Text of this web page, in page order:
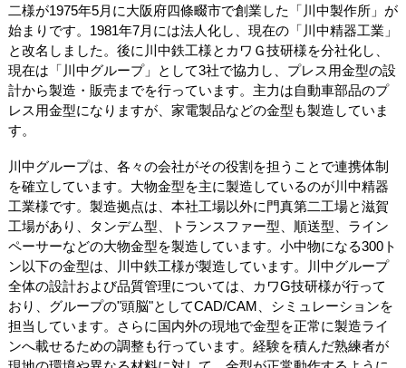
二様が1975年5月に大阪府四條畷市で創業した「川中製作所」が
始まりです。1981年7月には法人化し、現在の「川中精器工業」
と改名しました。後に川中鉄工様とカワＧ技研様を分社化し、
現在は「川中グループ」として3社で協力し、プレス用金型の設
計から製造・販売までを行っています。主力は自動車部品のプ
レス用金型になりますが、家電製品などの金型も製造していま
す。
川中グループは、各々の会社がその役割を担うことで連携体制
を確立しています。大物金型を主に製造しているのが川中精器
工業様です。製造拠点は、本社工場以外に門真第二工場と滋賀
工場があり、タンデム型、トランスファー型、順送型、ライン
ペーサーなどの大物金型を製造しています。小中物になる300ト
ン以下の金型は、川中鉄工様が製造しています。川中グループ
全体の設計および品質管理については、カワG技研様が行って
おり、グループの"頭脳"としてCAD/CAM、シミュレーションを
担当しています。さらに国内外の現地で金型を正常に製造ライ
ンへ載せるための調整も行っています。経験を積んだ熟練者が